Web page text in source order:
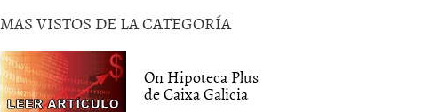
MAS VISTOS DE LA CATEGORÍA
On Hipoteca Plus
de Caixa Galicia